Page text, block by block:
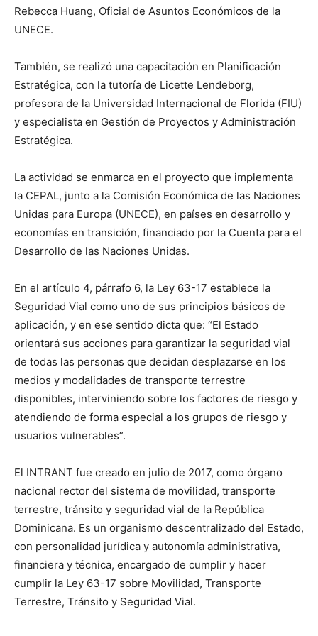
Rebecca Huang, Oficial de Asuntos Económicos de la
UNECE.
También, se realizó una capacitación en Planificación
Estratégica, con la tutoría de Licette Lendeborg,
profesora de la Universidad Internacional de Florida (FIU)
y especialista en Gestión de Proyectos y Administración
Estratégica.
La actividad se enmarca en el proyecto que implementa
la CEPAL, junto a la Comisión Económica de las Naciones
Unidas para Europa (UNECE), en países en desarrollo y
economías en transición, financiado por la Cuenta para el
Desarrollo de las Naciones Unidas.
En el artículo 4, párrafo 6, la Ley 63-17 establece la
Seguridad Vial como uno de sus principios básicos de
aplicación, y en ese sentido dicta que: “El Estado
orientará sus acciones para garantizar la seguridad vial
de todas las personas que decidan desplazarse en los
medios y modalidades de transporte terrestre
disponibles, interviniendo sobre los factores de riesgo y
atendiendo de forma especial a los grupos de riesgo y
usuarios vulnerables”.
El INTRANT fue creado en julio de 2017, como órgano
nacional rector del sistema de movilidad, transporte
terrestre, tránsito y seguridad vial de la República
Dominicana. Es un organismo descentralizado del Estado,
con personalidad jurídica y autonomía administrativa,
financiera y técnica, encargado de cumplir y hacer
cumplir la Ley 63-17 sobre Movilidad, Transporte
Terrestre, Tránsito y Seguridad Vial.